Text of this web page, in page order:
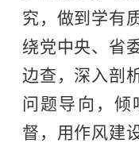
究，做到学有
绕党中央、省
边查，深入剖
问题导向，倾
督，用作风建